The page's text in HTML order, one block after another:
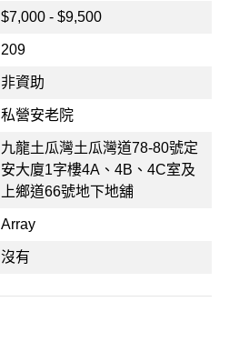
$7,000 - $9,500
209
非資助
私營安老院
九龍土瓜灣土瓜灣道78-80號定
安大廈1字樓4A、4B、4C室及
上鄉道66號地下地舖
Array
沒有